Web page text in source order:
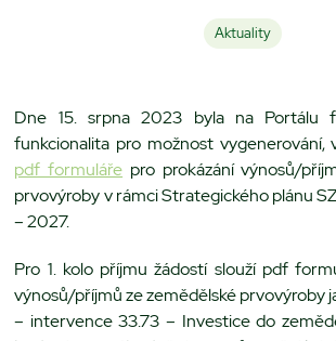
Aktuality
Dne 15. srpna 2023 byla na Portálu
funkcionalita pro možnost vygenerování,
pdf formuláře pro prokázání výnosů/
prvovýroby v rámci Strategického plánu
– 2027.
Pro 1. kolo příjmu žádostí slouží pdf
výnosů/příjmů ze zemědělské prvovýroby
– intervence 33.73 – Investice do